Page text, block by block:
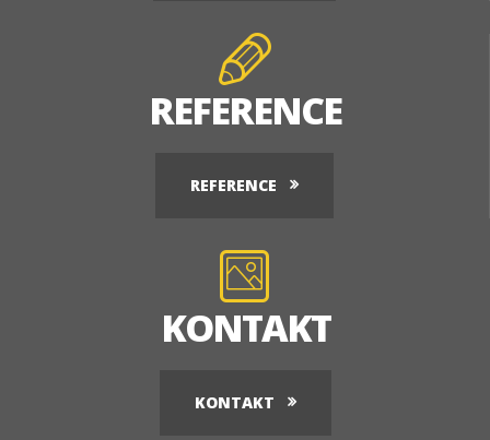
REFERENCE
REFERENCE
KONTAKT
KONTAKT